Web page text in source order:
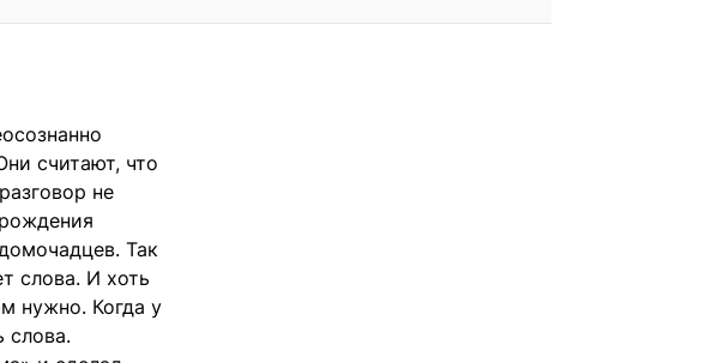
считают, что
не
Так
слова. И хоть
нужно. Когда у
слова.